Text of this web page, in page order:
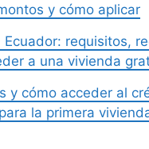
y cómo aplicar
Ecuador: requisitos,
a una vivienda
y cómo acceder al
la primera